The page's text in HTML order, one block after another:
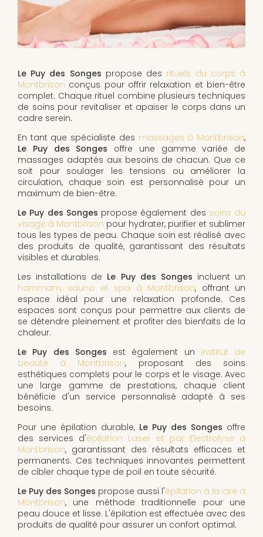
Le Puy des Songes propose des rituels du corps à
Montbrison conçus pour offrir relaxation et bien-être
complet. Chaque rituel combine plusieurs techniques
de soins pour revitaliser et apaiser le corps dans un
cadre serein.
En tant que spécialiste des massages à Montbrison,
Le Puy des Songes offre une gamme variée de
massages adaptés aux besoins de chacun. Que ce
soit pour soulager les tensions ou améliorer la
circulation, chaque soin est personnalisé pour un
maximum de bien-être.
Le Puy des Songes propose également des soins du
visage à Montbrison pour hydrater, purifier et sublimer
tous les types de peau. Chaque soin est réalisé avec
des produits de qualité, garantissant des résultats
visibles et durables.
Les installations de Le Puy des Songes incluent un
hammam, sauna et spa à Montbrison, offrant un
espace idéal pour une relaxation profonde. Ces
espaces sont conçus pour permettre aux clients de
se détendre pleinement et profiter des bienfaits de la
chaleur.
Le Puy des Songes est également un institut de
beauté à Montbrison, proposant des soins
esthétiques complets pour le corps et le visage. Avec
une large gamme de prestations, chaque client
bénéficie d'un service personnalisé adapté à ses
besoins.
Pour une épilation durable, Le Puy des Songes offre
des services d'épilation Laser et par Electrolyse à
Montbrison, garantissant des résultats efficaces et
permanents. Ces techniques innovantes permettent
de cibler chaque type de poil en toute sécurité.
Le Puy des Songes propose aussi l'épilation à la cire à
Montbrison, une méthode traditionnelle pour une
peau douce et lisse. L'épilation est effectuée avec des
produits de qualité pour assurer un confort optimal.